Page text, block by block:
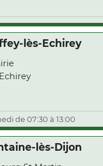
lès-Echirey
de 07:30 à 13:00
lès-Dijon